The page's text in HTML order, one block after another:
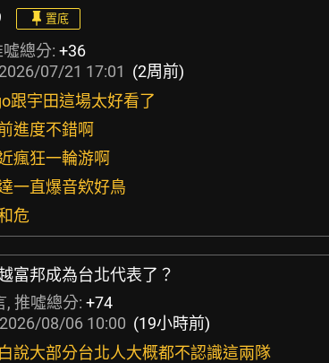
置底
總分: +36
2026/07/21 17:01 (2周前)
跟宇田這場太好看了
進度不錯啊
瘋狂一輪游啊
一直爆音欸好鳥
危
富邦成為台北代表了？
, 推噓總分: +74
2026/08/06 10:00 (19小時前)
說大部分台北人大概都不認識這兩隊